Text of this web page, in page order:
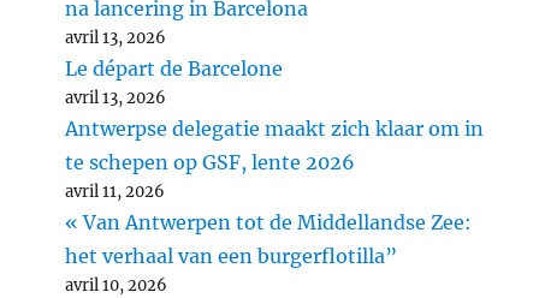
na lancering in Barcelona
avril 13, 2026
Le départ de Barcelone
avril 13, 2026
Antwerpse delegatie maakt zich klaar om in
te schepen op GSF, lente 2026
avril 11, 2026
« Van Antwerpen tot de Middellandse Zee:
het verhaal van een burgerflotilla”
avril 10, 2026